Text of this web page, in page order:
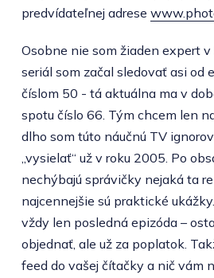
predvídateľnej adrese
Osobne nie som žiaden expert
seriál som začal sledovať asi od
číslom 50 - tá aktuálna ma v
spotu číslo 66. Tým chcem len
dlho som túto náučnú TV
„vysielať“ už v roku 2005. Po
nechýbajú správičky nejaká ta
najcennejšie sú praktické
vždy len posledná epizóda –
objednať, ale už za poplatok.
feed do vašej čítačky a nič vám